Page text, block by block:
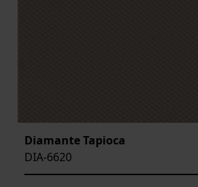
Diamante Tapioca
DIA-6620